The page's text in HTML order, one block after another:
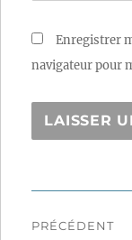
Enregistrer
navigateur pour
PRÉCÉDENT